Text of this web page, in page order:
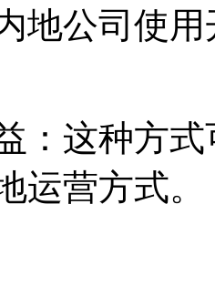
地公司使
这种方式
运营方式。